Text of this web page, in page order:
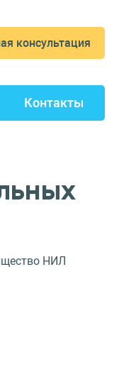
консультация
Контакты
НИЛ